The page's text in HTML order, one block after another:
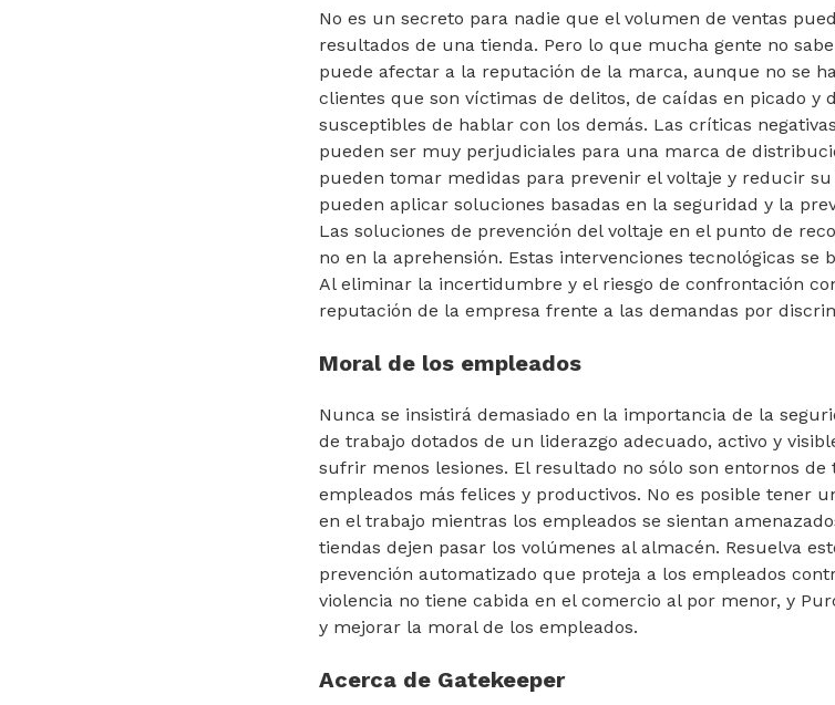
No es un secreto para nadie que el volumen de ventas
resultados de una tienda. Pero lo que mucha gente no
puede afectar a la reputación de la marca, aunque no se
clientes que son víctimas de delitos, de caídas en picado y
susceptibles de hablar con los demás. Las críticas
pueden ser muy perjudiciales para una marca de
pueden tomar medidas para prevenir el voltaje y reducir
pueden aplicar soluciones basadas en la seguridad y la
Las soluciones de prevención del voltaje en el punto de
no en la aprehensión. Estas intervenciones tecnológicas se
Al eliminar la incertidumbre y el riesgo de confrontación
reputación de la empresa frente a las demandas por
Moral de los empleados
Nunca se insistirá demasiado en la importancia de la
de trabajo dotados de un liderazgo adecuado, activo y
sufrir menos lesiones. El resultado no sólo son entornos
empleados más felices y productivos. No es posible tener
en el trabajo mientras los empleados se sientan
tiendas dejen pasar los volúmenes al almacén. Resuelva
prevención automatizado que proteja a los empleados
violencia no tiene cabida en el comercio al por menor, y
y mejorar la moral de los empleados.
Acerca de Gatekeeper